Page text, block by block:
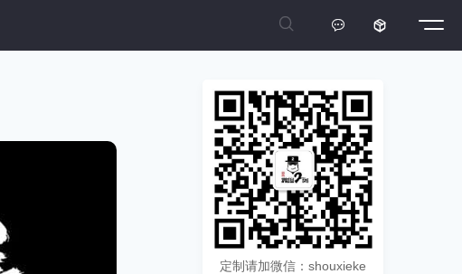
 

定制请加微信：shouxieke